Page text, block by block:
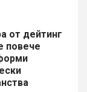
от дейтинг
повече